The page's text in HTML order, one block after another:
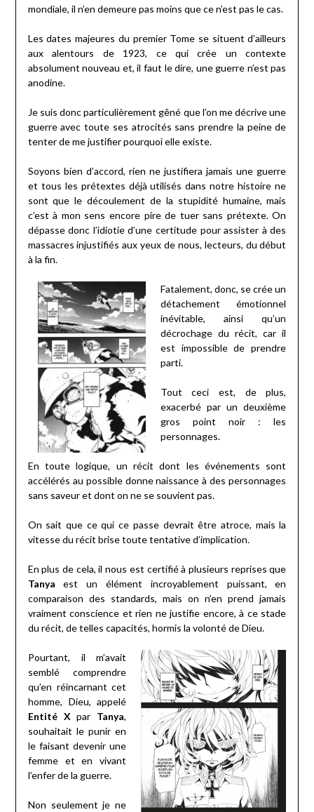
mondiale, il n’en demeure pas moins que ce n’est pas le cas.
Les dates majeures du premier Tome se situent d’ailleurs
aux alentours de 1923, ce qui crée un contexte
absolument nouveau et, il faut le dire, une guerre n’est pas
anodine.
Je suis donc particulièrement gêné que l’on me décrive une
guerre avec toute ses atrocités sans prendre la peine de
tenter de me justifier pourquoi elle existe.
Soyons bien d’accord, rien ne justifiera jamais une guerre
et tous les prétextes déjà utilisés dans notre histoire ne
sont que le découlement de la stupidité humaine, mais
c’est à mon sens encore pire de tuer sans prétexte. On
dépasse donc l’idiotie d’une certitude pour assister à des
massacres injustifiés aux yeux de nous, lecteurs, du début
à la fin.
Fatalement, donc, se crée un
détachement émotionnel
inévitable, ainsi qu’un
décrochage du récit, car il
est impossible de prendre
parti.
Tout ceci est, de plus,
exacerbé par un deuxième
gros point noir : les
personnages.
En toute logique, un récit dont les événements sont
accélérés au possible donne naissance à des personnages
sans saveur et dont on ne se souvient pas.
On sait que ce qui ce passe devrait être atroce, mais la
vitesse du récit brise toute tentative d’implication.
En plus de cela, il nous est certifié à plusieurs reprises que
Tanya est un élément incroyablement puissant, en
comparaison des standards, mais on n’en prend jamais
vraiment conscience et rien ne justifie encore, à ce stade
du récit, de telles capacités, hormis la volonté de Dieu.
Pourtant, il m’avait
semblé comprendre
qu’en réincarnant cet
homme, Dieu, appelé
Entité X par Tanya,
souhaitait le punir en
le faisant devenir une
femme et en vivant
l’enfer de la guerre.
Non seulement je ne